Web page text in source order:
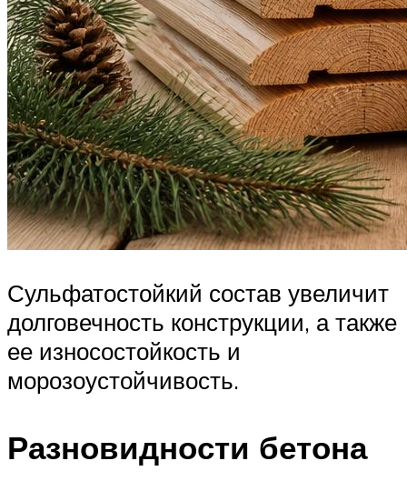
Сульфатостойкий состав увеличит
долговечность конструкции, а также
ее износостойкость и
морозоустойчивость.
Разновидности бетона